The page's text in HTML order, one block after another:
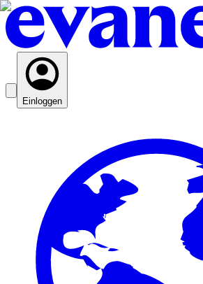
Einloggen